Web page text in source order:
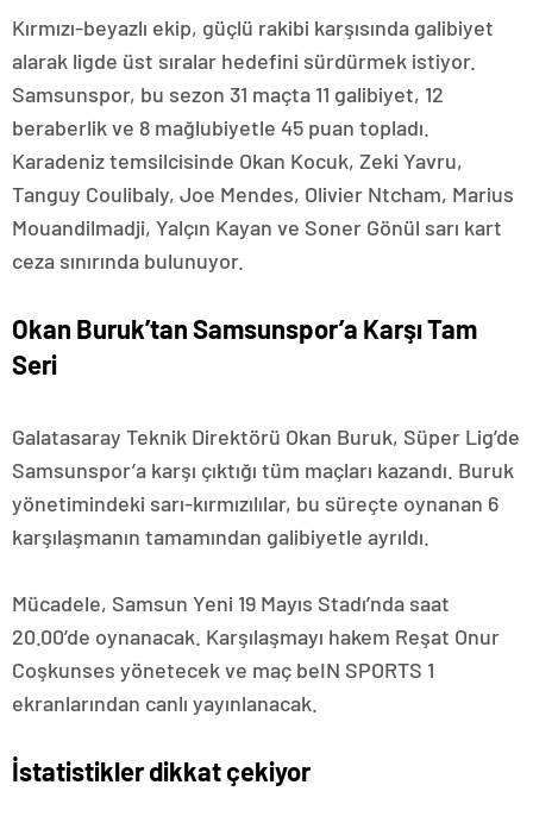
Kırmızı-beyazlı ekip, güçlü rakibi karşısında galibiyet
alarak ligde üst sıralar hedefini sürdürmek istiyor.
Samsunspor, bu sezon 31 maçta 11 galibiyet, 12
beraberlik ve 8 mağlubiyetle 45 puan topladı.
Karadeniz temsilcisinde Okan Kocuk, Zeki Yavru,
Tanguy Coulibaly, Joe Mendes, Olivier Ntcham, Marius
Mouandilmadji, Yalçın Kayan ve Soner Gönül sarı kart
ceza sınırında bulunuyor.
Okan Buruk’tan Samsunspor’a Karşı Tam
Seri
Galatasaray Teknik Direktörü Okan Buruk, Süper Lig’de
Samsunspor’a karşı çıktığı tüm maçları kazandı. Buruk
yönetimindeki sarı-kırmızılılar, bu süreçte oynanan 6
karşılaşmanın tamamından galibiyetle ayrıldı.
Mücadele, Samsun Yeni 19 Mayıs Stadı’nda saat
20.00’de oynanacak. Karşılaşmayı hakem Reşat Onur
Coşkunses yönetecek ve maç beIN SPORTS 1
ekranlarından canlı yayınlanacak.
İstatistikler dikkat çekiyor